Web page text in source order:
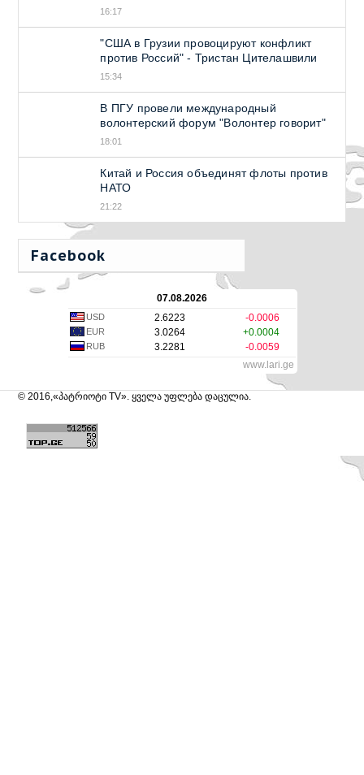
16:17
"США в Грузии провоцируют конфликт
против Россий" - Тристан Цителашвили
15:34
В ПГУ провели международный
волонтерский форум "Волонтер говорит"
18:01
Китай и Россия объединят флоты против
НАТО
21:22
Facebook
07.08.2026
USD 2.6223 -0.0006
EUR 3.0264 +0.0004
RUB 3.2281
-0.0059
www.lari.ge
© 2016,«პატრიოტი TV». ყველა უფლება დაცულია.